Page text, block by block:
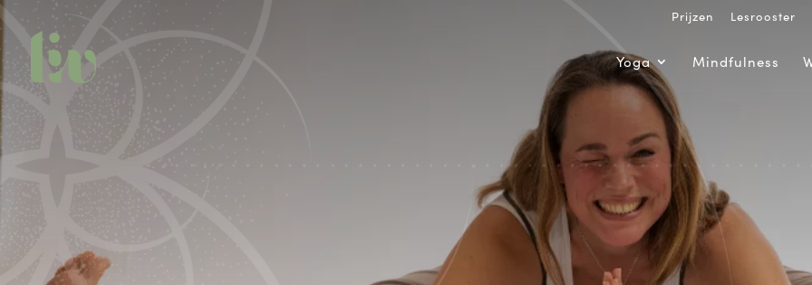
Prijzen Lesrooster
Yoga Mindfulness